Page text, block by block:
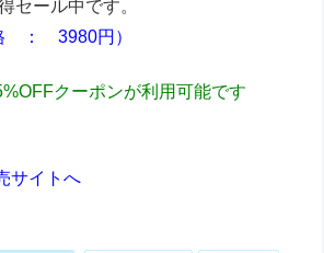
セール中です。
： 3980円）
クーポンが利用可能です
サイトへ